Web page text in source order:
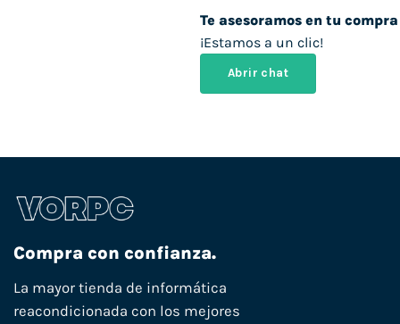
Te asesoramos en tu compra
¡Estamos a un clic!
Abrir chat
Compra con confianza.
La mayor tienda de informática
reacondicionada con los mejores